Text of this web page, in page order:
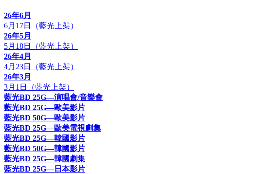
26年6月
6月17日（藍光上架）
26年5月
5月18日（藍光上架）
26年4月
4月23日（藍光上架）
26年3月
3月1日（藍光上架）
藍光BD 25G—演唱會/音樂會
藍光BD 25G—歐美影片
藍光BD 50G—歐美影片
藍光BD 25G—歐美電視劇集
藍光BD 25G—韓國影片
藍光BD 50G—韓國影片
藍光BD 25G—韓國劇集
藍光BD 25G—日本影片